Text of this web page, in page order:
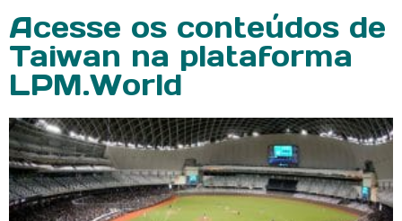
Acesse os conteúdos de
Taiwan na plataforma
LPM.World